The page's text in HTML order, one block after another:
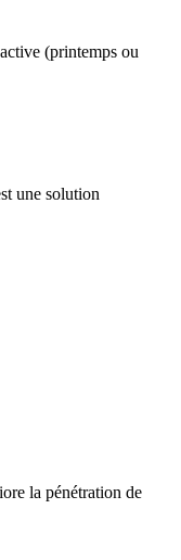
(printemps ou
une solution
la pénétration de